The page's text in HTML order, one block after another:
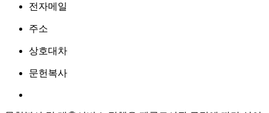
전자메일
주소
상호대차
문헌복사